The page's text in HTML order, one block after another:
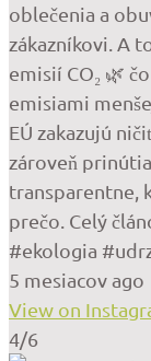
oblečenia a
zákazníkovi. A
emisií CO₂ 🌿
emisiami
EÚ zakazujú
zároveň
transparentne,
prečo. Celý
#ekologia
5 mesiacov ago
View on
4/6